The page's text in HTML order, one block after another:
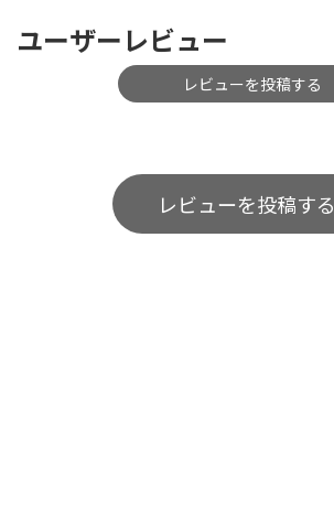
ユーザーレビュー
レビューを投稿する
レビューを投稿する